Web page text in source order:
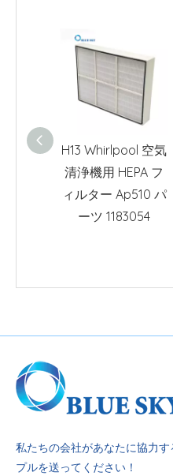
H13 Whirlpool 空気
清浄機用 HEPA フ
ィルター Ap510 パ
ーツ 1183054
私たちの会社があなたに協力
プルを送ってください！